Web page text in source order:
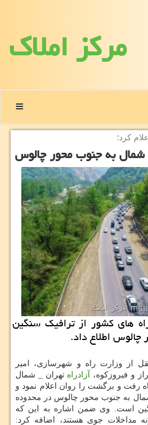
مركز املاك
منو
كرد؛
به جنوب محور چالوس
های کشور از ترافیک سنگین
اطلاع داد.
از وزارت راه و شهرسازی، امیر
و فیروزکوه،
آزادراه تهران _ شمال
رفت و برگشت را روان اعلام نمود و
به جنوب محور چالوس در محدوده
است. وی ضمن اشاره به این که
مداخلات جوی هستند، اضافه کرد: